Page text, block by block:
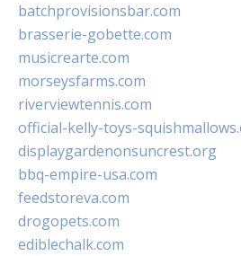
batchprovisionsbar.com
brasserie-gobette.com
musicrearte.com
morseysfarms.com
riverviewtennis.com
official-kelly-toys-
displaygardenonsuncrest.org
bbq-empire-usa.com
feedstoreva.com
drogopets.com
ediblechalk.com